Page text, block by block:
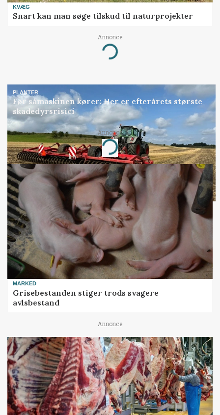
KVÆG
Snart kan man søge tilskud til naturprojekter
Annonce
Loading...
PLANTER
Før såmaskinen kører: Her er efterårets største
skadedyrsrisici
Annonce
Loading...
MARKED
Grisebestanden stiger trods svagere
avlsbestand
Annonce